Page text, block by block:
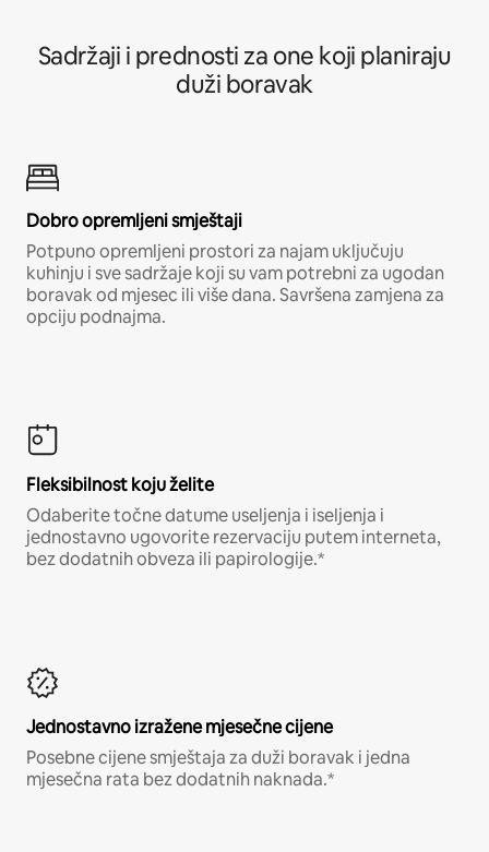
Sadržaji i prednosti za one koji planiraju
duži boravak
Dobro opremljeni smještaji
Potpuno opremljeni prostori za najam uključuju
kuhinju i sve sadržaje koji su vam potrebni za ugodan
boravak od mjesec ili više dana. Savršena zamjena za
opciju podnajma.
Fleksibilnost koju želite
Odaberite točne datume useljenja i iseljenja i
jednostavno ugovorite rezervaciju putem interneta,
bez dodatnih obveza ili papirologije.*
Jednostavno izražene mjesečne cijene
Posebne cijene smještaja za duži boravak i jedna
mjesečna rata bez dodatnih naknada.*